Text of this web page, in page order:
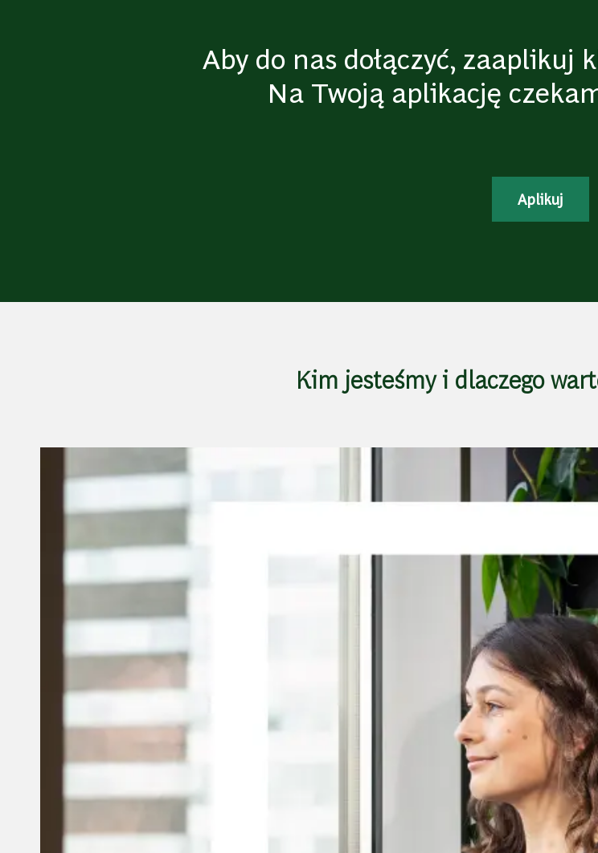
Aby do nas dołączyć, zaaplikuj
Na Twoją aplikację
Aplikuj
Kim jesteśmy i dlaczego